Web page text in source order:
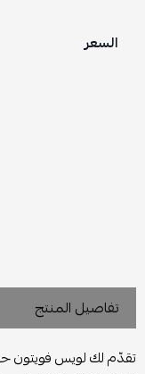
السعر
تفاصيل المنتج
تقدّم لك لويس فويتون